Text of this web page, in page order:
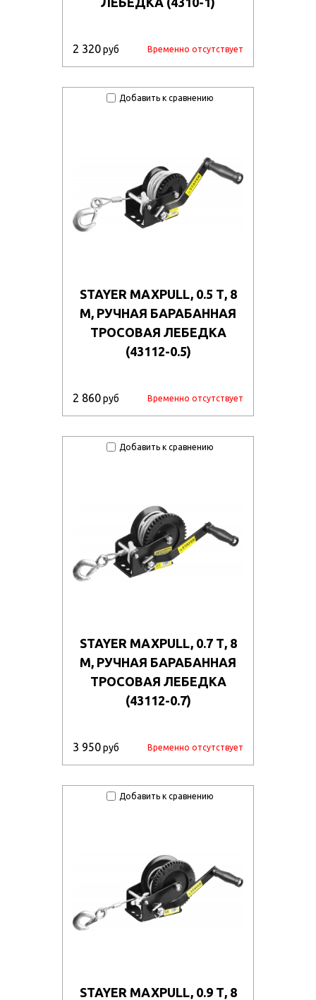
2 320руб Временно отсутствует
Добавить к сравнению
STAYER MAXPULL, 0.5 Т, 8
М, РУЧНАЯ БАРАБАННАЯ
ТРОСОВАЯ ЛЕБЕДКА
(43112-0.5)
2 860руб Временно отсутствует
Добавить к сравнению
STAYER MAXPULL, 0.7 Т, 8
М, РУЧНАЯ БАРАБАННАЯ
ТРОСОВАЯ ЛЕБЕДКА
(43112-0.7)
3 950руб Временно отсутствует
Добавить к сравнению
STAYER MAXPULL, 0.9 Т, 8